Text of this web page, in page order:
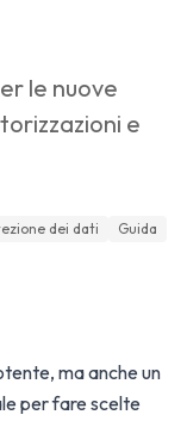
le nuove
e
dei dati Guida
ma anche un
per fare scelte